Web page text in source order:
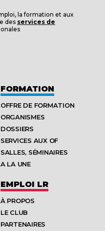
la formation et aux
des services de
FORMATION
OFFRE DE FORMATION
ORGANISMES
DOSSIERS
SERVICES AUX OF
SALLES, SÉMINAIRES
A LA UNE
EMPLOI LR
À PROPOS
LE CLUB
PARTENAIRES